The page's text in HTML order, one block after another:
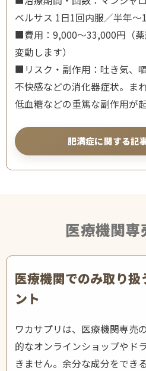
ベルサス 1日1回内服／半年〜
■費用：9,000〜33,000円（
変動します）
■リスク・副作用：吐き気、
不快感などの消化器症状。ま
低血糖などの重篤な副作用が
肥満症に関する記
医療機関専
医療機関でのみ取り
ント
ワカサプリは、医療機関専売
的なオンラインショップやド
きません。余分な成分をでき